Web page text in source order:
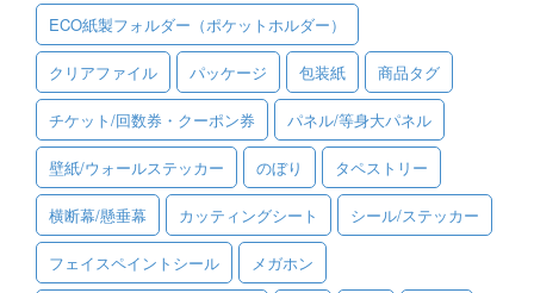
ご注文方法について
キャンセルについて
FAQ（よくあるご質問）
資料をダウンロード
ご利用規約
お見積り・お問合せ
ECO紙製フォルダー（ポケットホルダー）
クリアファイル パッケージ 包装紙 商品タグ
チケット/回数券・クーポン券 パネル/等身大パネル
壁紙/ウォールステッカー のぼり タペストリー
横断幕/懸垂幕 カッティングシート シール/ステッカー
フェイスペイントシール メガホン